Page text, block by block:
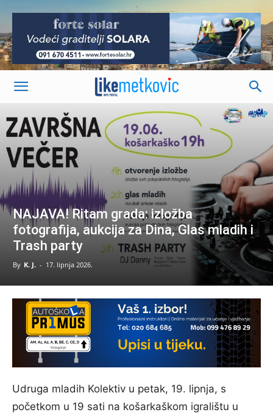
-
NAJAVA! Ritam grada: izložba
fotografija, aukcija za Dina, Glas mladih i
Trash party
By K. J. - 17. lipnja 2026.
Udruga mladih Kolektiv u petak, 19. lipnja, s
početkom u 19 sati na košarkaškom igralištu u